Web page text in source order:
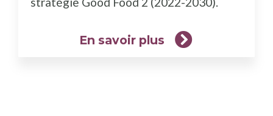
En savoir plus